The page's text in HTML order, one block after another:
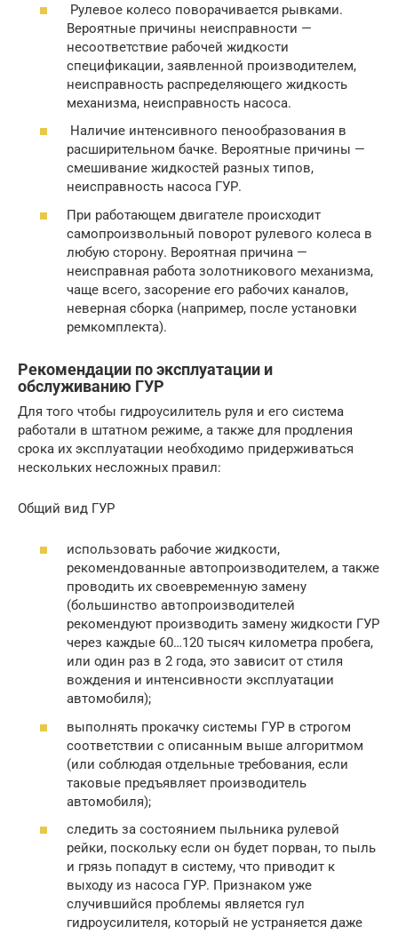
Рулевое колесо поворачивается рывками.
Вероятные причины неисправности —
несоответствие рабочей жидкости
спецификации, заявленной производителем,
неисправность распределяющего жидкость
механизма, неисправность насоса.
Наличие интенсивного пенообразования в
расширительном бачке. Вероятные причины —
смешивание жидкостей разных типов,
неисправность насоса ГУР.
При работающем двигателе происходит
самопроизвольный поворот рулевого колеса в
любую сторону. Вероятная причина —
неисправная работа золотникового механизма,
чаще всего, засорение его рабочих каналов,
неверная сборка (например, после установки
ремкомплекта).
Рекомендации по эксплуатации и
обслуживанию ГУР
Для того чтобы гидроусилитель руля и его система
работали в штатном режиме, а также для продления
срока их эксплуатации необходимо придерживаться
нескольких несложных правил:
Общий вид ГУР
использовать рабочие жидкости,
рекомендованные автопроизводителем, а также
проводить их своевременную замену
(большинство автопроизводителей
рекомендуют производить замену жидкости ГУР
через каждые 60…120 тысяч километра пробега,
или один раз в 2 года, это зависит от стиля
вождения и интенсивности эксплуатации
автомобиля);
выполнять прокачку системы ГУР в строгом
соответствии с описанным выше алгоритмом
(или соблюдая отдельные требования, если
таковые предъявляет производитель
автомобиля);
следить за состоянием пыльника рулевой
рейки, поскольку если он будет порван, то пыль
и грязь попадут в систему, что приводит к
выходу из насоса ГУР. Признаком уже
случившийся проблемы является гул
гидроусилителя, который не устраняется даже